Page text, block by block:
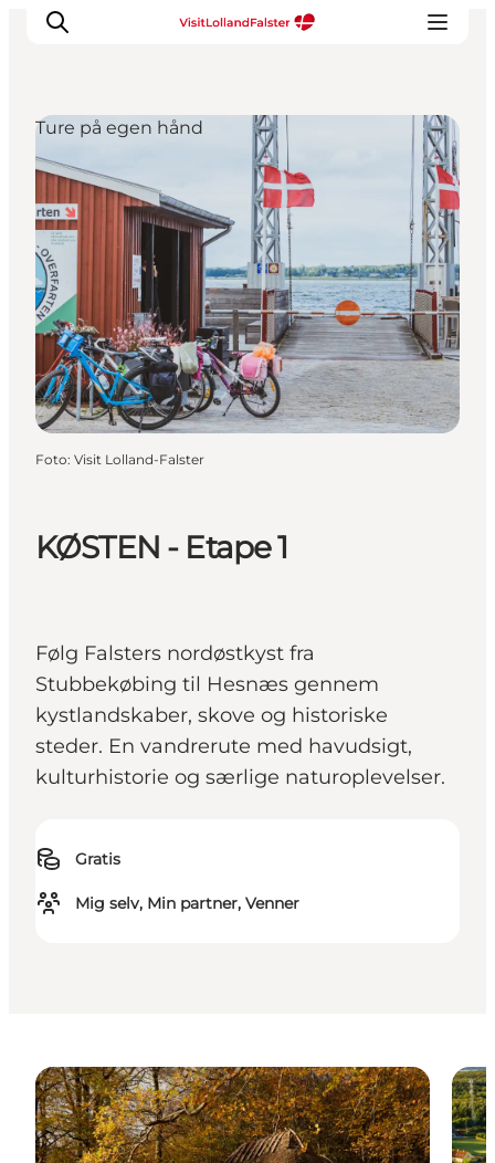
Oplevelser
I naturen
For børn
Kultur
Gastronomi
Planlæg din ferie
KØSTEN - Etape 1
Følg Falsters nordøstkyst fra
Stubbekøbing til Hesnæs gennem
kystlandskaber, skove og historiske
steder. En vandrerute med havudsigt,
kulturhistorie og særlige naturoplevelser.
Gratis
Mig selv, Min partner, Venner
Ture på egen hånd
Foto: Visit Lolland-Falster